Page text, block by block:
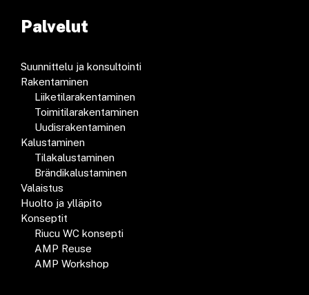
Palvelut
Suunnittelu ja konsultointi
Rakentaminen
Liiketilarakentaminen
Toimitilarakentaminen
Uudisrakentaminen
Kalustaminen
Tilakalustaminen
Brändikalustaminen
Valaistus
Huolto ja ylläpito
Konseptit
Riucu WC konsepti
AMP Reuse
AMP Workshop